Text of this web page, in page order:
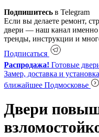
Подпишитесь в Telegram
Если вы делаете ремонт,
двери — наш канал именно
тренды, инструкции и
Подписаться
Распродажа! Готовые
Замер, доставка и
ближайшее Подмосковье
Двери